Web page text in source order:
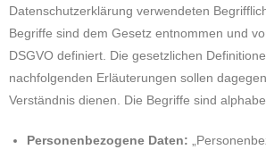
Datenschutzerklärung verwendeten
Begriffe sind dem Gesetz entnommen und
DSGVO definiert. Die gesetzlichen
nachfolgenden Erläuterungen sollen
Verständnis dienen. Die Begriffe sind
Personenbezogene Daten: